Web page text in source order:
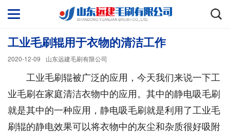
工业毛刷辊用于衣物的清洁工作
2020-12-09 山东远建毛刷有限公司
工业毛刷辊被广泛的应用，今天我们来说一下工
业毛刷在家庭清洁衣物中的应用。其中的静电吸毛刷
就是其中的一种应用，静电吸毛刷就是利用了工业毛
刷辊的静电效果可以将衣物中的灰尘和杂质很好吸附